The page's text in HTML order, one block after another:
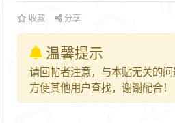
收藏 分享
温馨提示
请回帖者注意，与本贴无关的
方便其他用户查找，谢谢配合！